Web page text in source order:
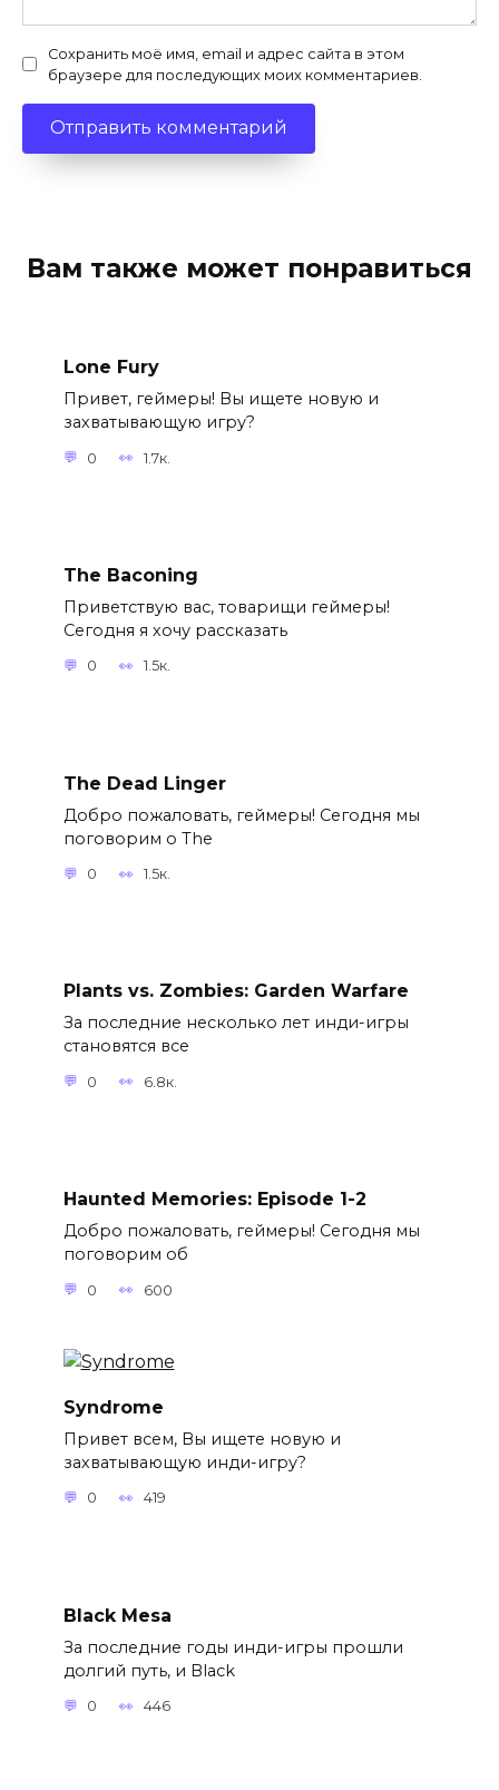
Сохранить моё имя, email и адрес сайта в этом
браузере для последующих моих комментариев.
Вам также может понравиться
Lone Fury
Привет, геймеры! Вы ищете новую и
захватывающую игру?
0 1.7к.
The Baconing
Приветствую вас, товарищи геймеры!
Сегодня я хочу рассказать
0 1.5к.
The Dead Linger
Добро пожаловать, геймеры! Сегодня мы
поговорим о The
0 1.5к.
Plants vs. Zombies: Garden Warfare
За последние несколько лет инди-игры
становятся все
0 6.8к.
Haunted Memories: Episode 1-2
Добро пожаловать, геймеры! Сегодня мы
поговорим об
0 600
Syndrome
Привет всем, Вы ищете новую и
захватывающую инди-игру?
0 419
Black Mesa
За последние годы инди-игры прошли
долгий путь, и Black
0 446